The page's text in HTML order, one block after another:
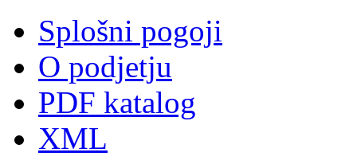
Splošni pogoji
O podjetju
PDF katalog
XML